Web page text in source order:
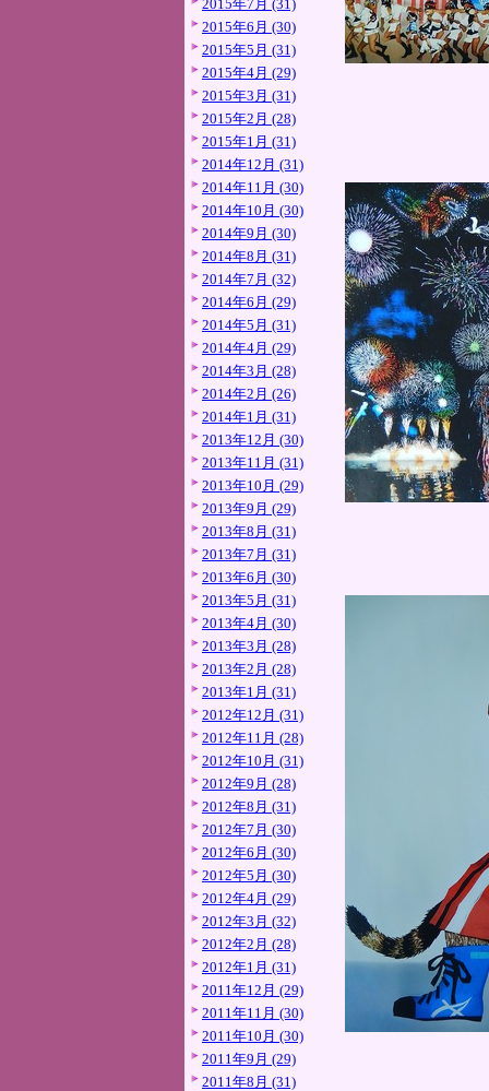
2015年7月 (31)
2015年6月 (30)
2015年5月 (31)
2015年4月 (29)
2015年3月 (31)
2015年2月 (28)
2015年1月 (31)
2014年12月 (31)
2014年11月 (30)
2014年10月 (30)
2014年9月 (30)
2014年8月 (31)
2014年7月 (32)
2014年6月 (29)
2014年5月 (31)
2014年4月 (29)
2014年3月 (28)
2014年2月 (26)
2014年1月 (31)
2013年12月 (30)
2013年11月 (31)
2013年10月 (29)
2013年9月 (29)
2013年8月 (31)
2013年7月 (31)
2013年6月 (30)
2013年5月 (31)
2013年4月 (30)
2013年3月 (28)
2013年2月 (28)
2013年1月 (31)
2012年12月 (31)
2012年11月 (28)
2012年10月 (31)
2012年9月 (28)
2012年8月 (31)
2012年7月 (30)
2012年6月 (30)
2012年5月 (30)
2012年4月 (29)
2012年3月 (32)
2012年2月 (28)
2012年1月 (31)
2011年12月 (29)
2011年11月 (30)
2011年10月 (30)
2011年9月 (29)
2011年8月 (31)